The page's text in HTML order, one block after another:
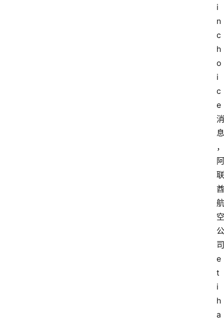
i
n
c
h
o
i
c
e
消
息
，
阿
联
酋
航
空
公
司
e
t
i
h
a